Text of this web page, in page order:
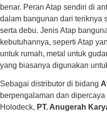
benar. Peran Atap sendiri di
dalam bangunan dari teriknya
serta debu. Jenis Atap
kebutuhannya, seperti Atap
untuk rumah, metal untuk
yang biasanya digunakan
Sebagai distributor di bidang
berpengalaman dan
Holodeck, PT. Anugerah